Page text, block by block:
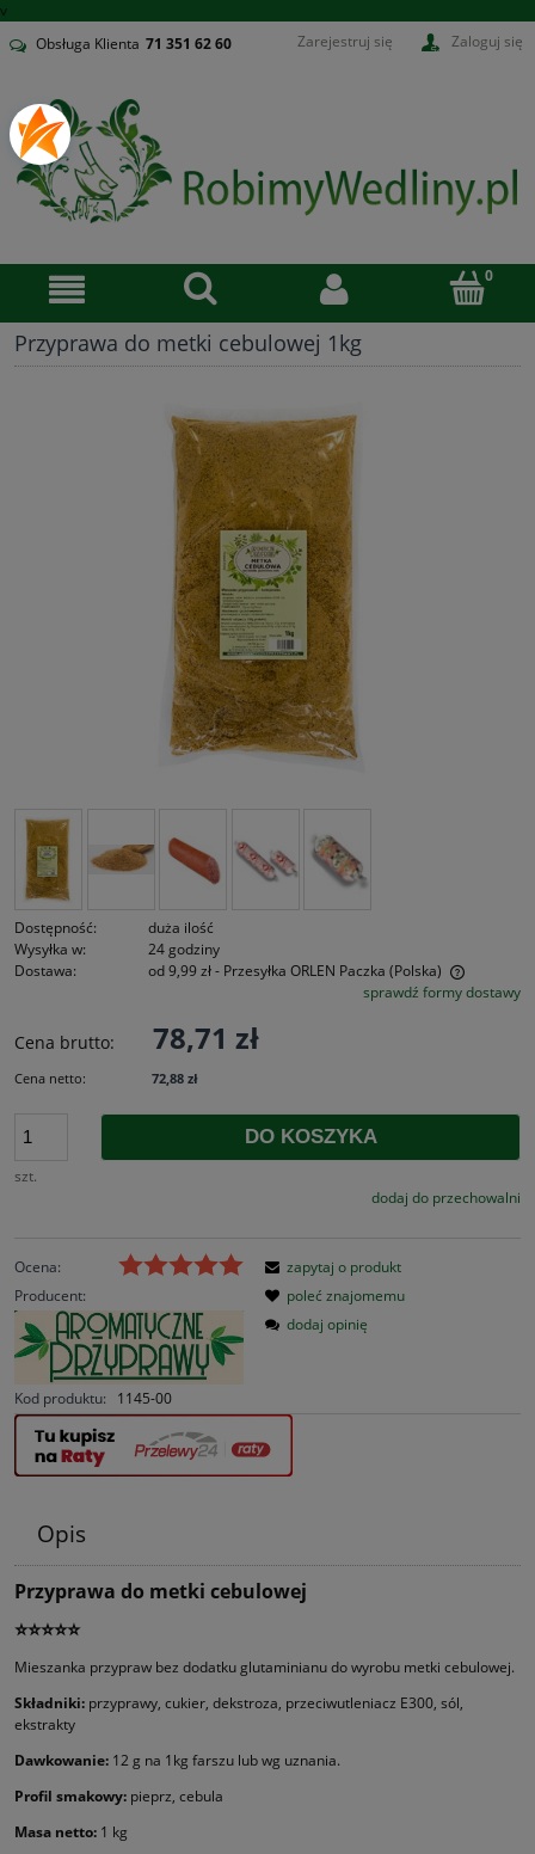
v
Obsługa Klienta 71 351 62 60 Zarejestruj się Zaloguj się
Przyprawa do metki cebulowej 1kg
Dostępność:
duża ilość
Wysyłka w:
24 godziny
Dostawa:
od 9,99 zł- Przesyłka ORLEN Paczka (Polska)
Cena nie zawiera ewentualnych kosztów płatnościsprawdź formy dostawy
Cena brutto: 78,71 zł
Cena netto: 72,88 zł
szt.
DO KOSZYKA
dodaj do przechowalni
Ocena:
Producent:
Kod produktu: 1145-00
zapytaj o produkt
poleć znajomemu
dodaj opinię
Opis
Przyprawa do metki cebulowej
⭐⭐⭐⭐⭐
Mieszanka przypraw bez dodatku glutaminianu do wyrobu metki cebulowej.
Składniki: przyprawy, cukier, dekstroza, przeciwutleniacz E300, sól,
ekstrakty
Dawkowanie: 12 g na 1kg farszu lub wg uznania.
Profil smakowy: pieprz, cebula
Masa netto: 1 kg